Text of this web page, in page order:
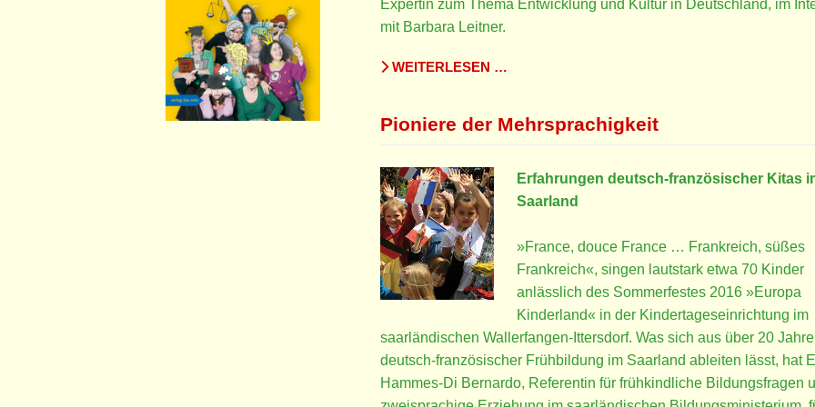
Expertin zum Thema Entwicklung und Kultur in Deutschland, im
mit Barbara Leitner.
WEITERLESEN …
Pioniere der Mehrsprachigkeit
Erfahrungen deutsch-französischer Kitas
Saarland
»France, douce France … Frankreich, süßes
Frankreich«, singen lautstark etwa 70 Kinder
anlässlich des Sommerfestes 2016 »Europa
Kinderland« in der Kindertageseinrichtung im
saarländischen Wallerfangen-Ittersdorf. Was sich aus über 20
deutsch-französischer Frühbildung im Saarland ableiten lässt, hat
Hammes-Di Bernardo, Referentin für frühkindliche Bildungsfragen